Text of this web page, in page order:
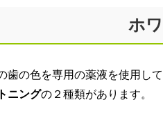
ホ
歯の色を専用の薬液を使用し
ニングの２種類があります。